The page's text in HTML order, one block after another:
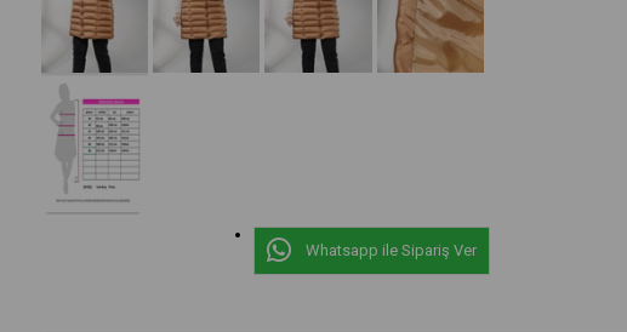
Whatsapp ile Sipariş Ver